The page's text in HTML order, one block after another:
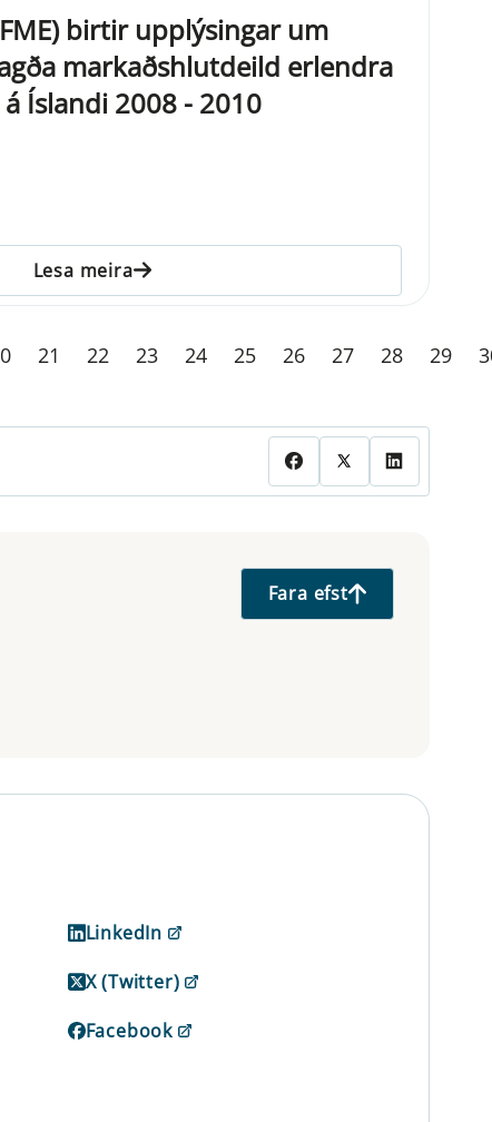
birtir upplýsingar um
markaðshlutdeild erlendra
Íslandi 2008 - 2010
Lesa meira
21 22 23 24 25 26 27 28 29
Fara efst
LinkedIn
X (Twitter)
Facebook